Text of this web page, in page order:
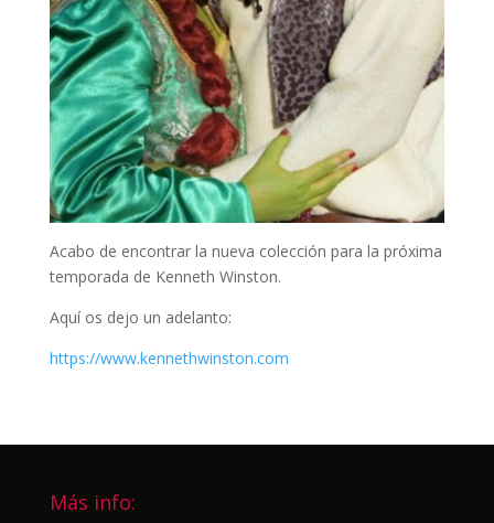
Acabo de encontrar la nueva colección para la próxima
temporada de Kenneth Winston.
Aquí os dejo un adelanto:
https://www.kennethwinston.com
Más info: